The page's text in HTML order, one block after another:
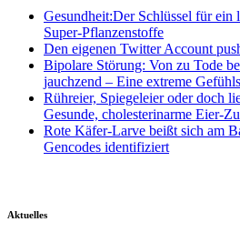
Gesundheit:Der Schlüssel für ein
Super-Pflanzenstoffe
Den eigenen Twitter Account
Bipolare Störung: Von zu Tode
jauchzend – Eine extreme
Rühreier, Spiegeleier oder doch
Gesunde, cholesterinarme Eier-
Rote Käfer-Larve beißt sich am
Gencodes identifiziert
Aktuelles